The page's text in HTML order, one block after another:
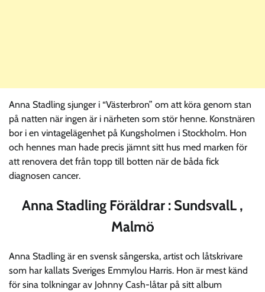
Anna Stadling sjunger i “Västerbron” om att köra genom stan
på natten när ingen är i närheten som stör henne. Konstnären
bor i en vintagelägenhet på Kungsholmen i Stockholm. Hon
och hennes man hade precis jämnt sitt hus med marken för
att renovera det från topp till botten när de båda fick
diagnosen cancer.
Anna Stadling Föräldrar : SundsvalL ,
Malmö
Anna Stadling är en svensk sångerska, artist och låtskrivare
som har kallats Sveriges Emmylou Harris. Hon är mest känd
för sina tolkningar av Johnny Cash-låtar på sitt album